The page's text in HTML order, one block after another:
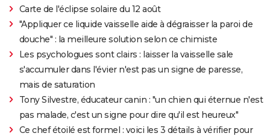
Carte de l'éclipse solaire du 12 août
"Appliquer ce liquide vaisselle aide à dégraisser la paroi de
douche" : la meilleure solution selon ce chimiste
Les psychologues sont clairs : laisser la vaisselle sale
s'accumuler dans l'évier n'est pas un signe de paresse,
mais de saturation
Tony Silvestre, éducateur canin : "un chien qui éternue n'est
pas malade, c'est un signe pour dire qu'il est heureux"
Ce chef étoilé est formel : voici les 3 détails à vérifier pour